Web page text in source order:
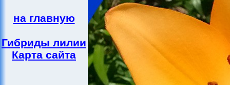
на главную
Гибриды лилии
Карта сайта